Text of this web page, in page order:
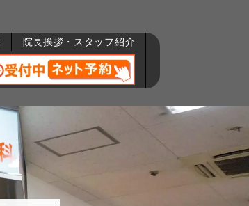
院長挨拶・スタッフ紹介